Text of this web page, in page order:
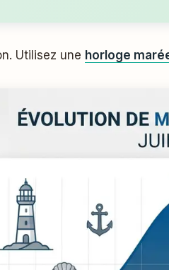
Utilisez une horloge